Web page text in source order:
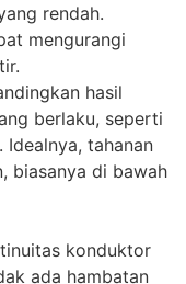
rendah.
mengurangi
hasil
berlaku, seperti
Idealnya, tahanan
biasanya di bawah
konduktor
ada hambatan